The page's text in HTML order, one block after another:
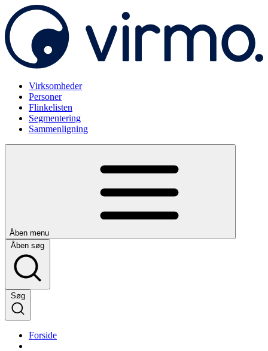
Virksomheder
Personer
Flinkelisten
Segmentering
Sammenligning
Åben menu
Åben søg
Søg
Forside